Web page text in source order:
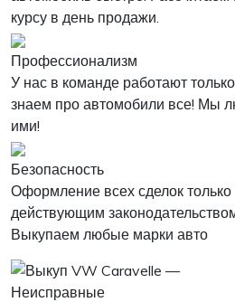
курсу в день продажи.
Профессионализм
У нас в команде работают
знаем про автомобили все! Мы
ими!
Безопасность
Оформление всех сделок только
действующим
Выкупаем любые марки авто